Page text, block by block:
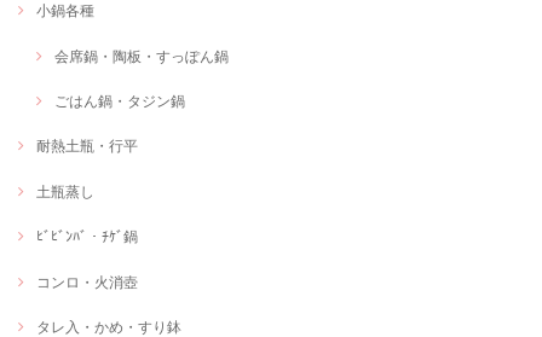
小鍋各種
会席鍋・陶板・すっぽん鍋
ごはん鍋・タジン鍋
耐熱土瓶・行平
土瓶蒸し
ﾋﾞﾋﾞﾝﾊﾞ・ﾁｹﾞ鍋
コンロ・火消壺
タレ入・かめ・すり鉢